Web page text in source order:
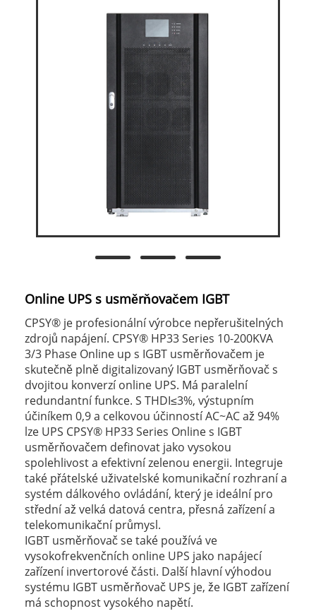
Online UPS s usměrňovačem IGBT
CPSY® je profesionální výrobce nepřerušitelných
zdrojů napájení. CPSY® HP33 Series 10-200KVA
3/3 Phase Online up s IGBT usměrňovačem je
skutečně plně digitalizovaný IGBT usměrňovač s
dvojitou konverzí online UPS. Má paralelní
redundantní funkce. S THDI≤3%, výstupním
účiníkem 0,9 a celkovou účinností AC~AC až 94%
lze UPS CPSY® HP33 Series Online s IGBT
usměrňovačem definovat jako vysokou
spolehlivost a efektivní zelenou energii. Integruje
také přátelské uživatelské komunikační rozhraní a
systém dálkového ovládání, který je ideální pro
střední až velká datová centra, přesná zařízení a
telekomunikační průmysl.
IGBT usměrňovač se také používá ve
vysokofrekvenčních online UPS jako napájecí
zařízení invertorové části. Další hlavní výhodou
systému IGBT usměrňovač UPS je, že IGBT zařízení
má schopnost vysokého napětí.